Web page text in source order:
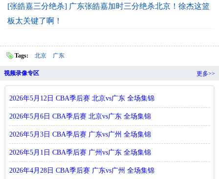
[张皓嘉三分绝杀] 广东张皓嘉加时三分绝杀北京！徐杰这篮
板太关键了啊！
Tags: 北京 广东
视频录像专区 更多>>
2026年5月12日 CBA季后赛 北京vs广东 全场集锦
2026年5月6日 CBA季后赛 北京vs广东 全场集锦
2026年5月3日 CBA季后赛 广东vs广州 全场集锦
2026年5月1日 CBA季后赛 广州vs广东 全场集锦
2026年4月28日 CBA季后赛 广东vs广州 全场集锦